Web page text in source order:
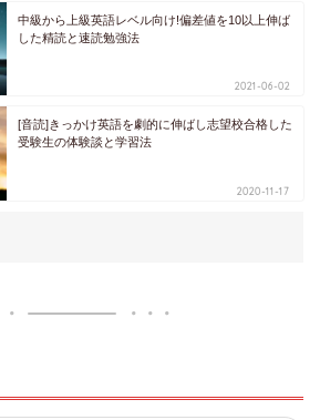
中級から上級英語レベル向け!偏差値を10以上伸ば
した精読と速読勉強法
2021-06-02
[音読]きっかけ英語を劇的に伸ばし志望校合格した
受験生の体験談と学習法
2020-11-17